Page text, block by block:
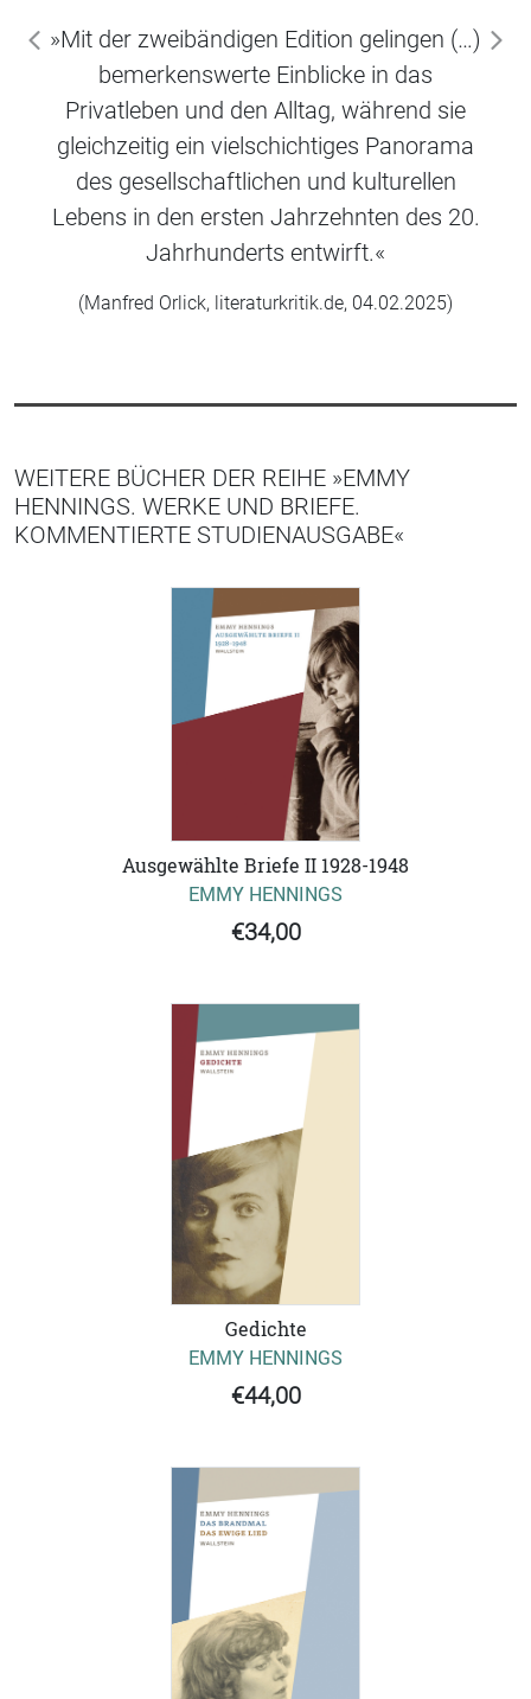
»Mit der zweibändigen Edition gelingen (…)
bemerkenswerte Einblicke in das
Privatleben und den Alltag, während sie
gleichzeitig ein vielschichtiges Panorama
des gesellschaftlichen und kulturellen
Lebens in den ersten Jahrzehnten des 20.
Jahrhunderts entwirft.«
(Manfred Orlick, literaturkritik.de, 04.02.2025)
zurück
WEITERE BÜCHER DER REIHE »EMMY
HENNINGS. WERKE UND BRIEFE.
KOMMENTIERTE STUDIENAUSGABE«
Ausgewählte Briefe II 1928-1948
EMMY HENNINGS
€34,00
Gedichte
EMMY HENNINGS
€44,00